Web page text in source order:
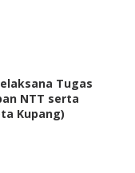
Tugas
NTT serta
Kupang)